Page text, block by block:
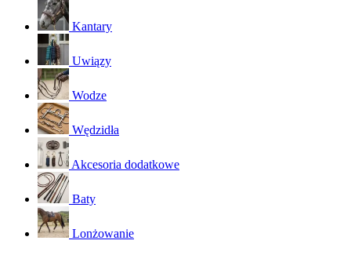
Kantary
Uwiązy
Wodze
Wędzidła
Akcesoria dodatkowe
Baty
Lonżowanie